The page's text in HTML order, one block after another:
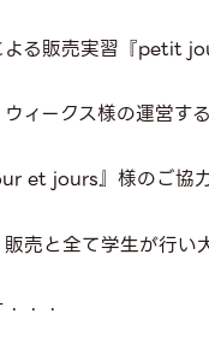
る販売実習『petit
ィークス様の運営する
et jours』様のご協力
売と全て学生が行い
・・